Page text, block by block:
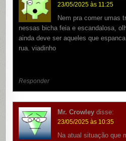
23/05/2025 às 11:25
Nem pra comer umas
nessas bicha feia e escandalosa,
ainda deve ser aqueles que
rua. viadinho
Responder
Mr. Crowley disse:
23/05/2025 às 10:35
Na atual situação que